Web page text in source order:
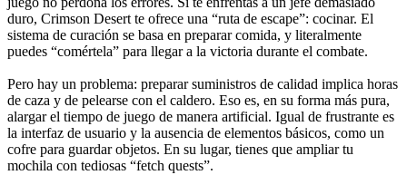
duro, Crimson Desert te ofrece una “ruta de escape”: cocinar. El
sistema de curación se basa en preparar comida, y literalmente
puedes “comértela” para llegar a la victoria durante el combate.
Pero hay un problema: preparar suministros de calidad implica horas
de caza y de pelearse con el caldero. Eso es, en su forma más pura,
alargar el tiempo de juego de manera artificial. Igual de frustrante es
la interfaz de usuario y la ausencia de elementos básicos, como un
cofre para guardar objetos. En su lugar, tienes que ampliar tu
mochila con tediosas “fetch quests”.